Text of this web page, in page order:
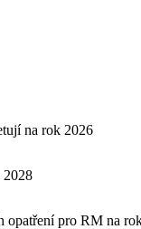
na rok 2026
2028
opatření pro RM na